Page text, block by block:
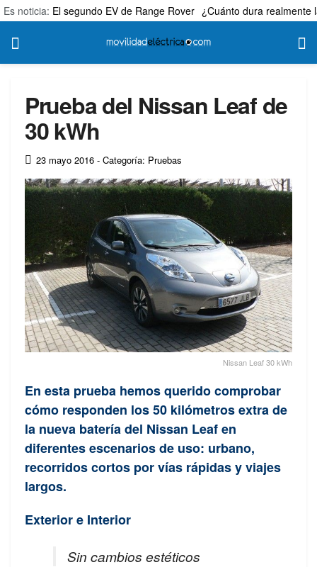
Es noticia: El segundo EV de Range Rover ¿Cuánto dura realmente
Prueba del Nissan Leaf de
30 kWh
23 mayo 2016 - Categoría: Pruebas
Nissan Leaf 30 kWh
En esta prueba hemos querido comprobar
cómo responden los 50 kilómetros extra de
la nueva batería del Nissan Leaf en
diferentes escenarios de uso: urbano,
recorridos cortos por vías rápidas y viajes
largos.
Exterior e Interior
Sin cambios estéticos